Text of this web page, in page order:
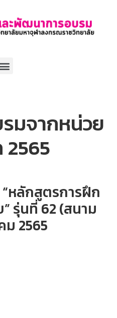
มจากหน่วย
หลักสูตรการฝึก
รุ่นที่ 62 (สนาม
ม 2565